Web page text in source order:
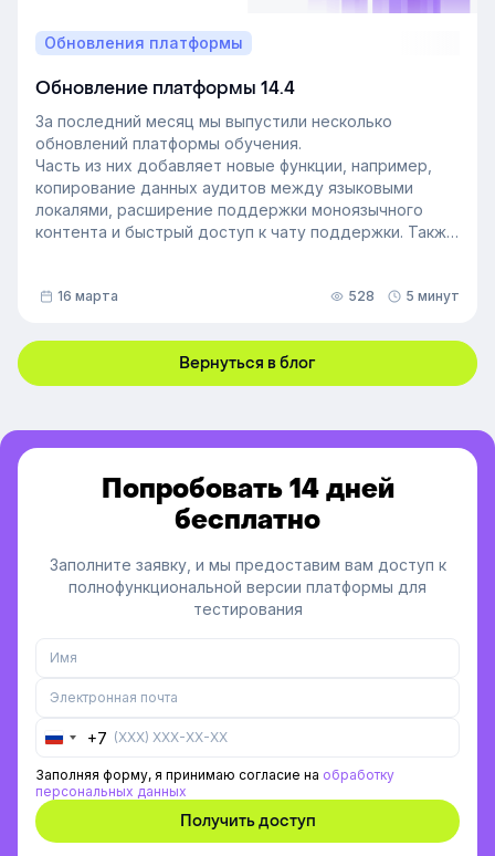
Обновления платформы
Обновление платформы 14.4
За последний месяц мы выпустили несколько
обновлений платформы обучения.
Часть из них добавляет новые функции, например,
копирование данных аудитов между языковыми
локалями, расширение поддержки моноязычного
контента и быстрый доступ к чату поддержки. Также
доступов, добавили фильтрацию данных по точному
платформы.
16 марта 528 5 минут
Вернуться в блог
Попробовать 14 дней
бесплатно
Заполните заявку, и мы предоставим вам доступ к
полнофункциональной версии платформы для
тестирования
Russia
+7
Заполняя форму, я принимаю согласие на обработку
персональных данных